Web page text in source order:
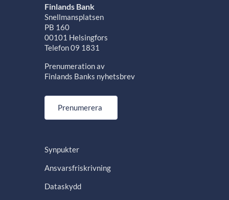
Finlands Bank
Snellmansplatsen
PB 160
00101 Helsingfors
Telefon 09 1831
Prenumeration av
Finlands Banks nyhetsbrev
Prenumerera
Synpukter
Ansvarsfriskrivning
Dataskydd